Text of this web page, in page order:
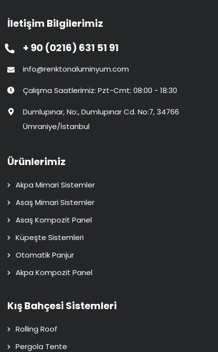
İletişim Bilgilerimiz
+ 90 (0216) 631 51 91
info@renktonaluminyum.com
Çalışma Saatlerimiz: Pzt-Cmt: 08:00 - 18:30
Dumlupınar, No:, Dumlupınar Cd. No:7, 34766
Ümraniye/İstanbul
Ürünlerimiz
Akpa Mimari Sistemler
Asaş Mimari Sistemler
Asaş Kompozit Panel
Küpeşte Sistemleri
Otomatik Panjur
Akpa Kompozit Panel
Kış Bahçesi Sistemleri
Rolling Roof
Pergola Tente